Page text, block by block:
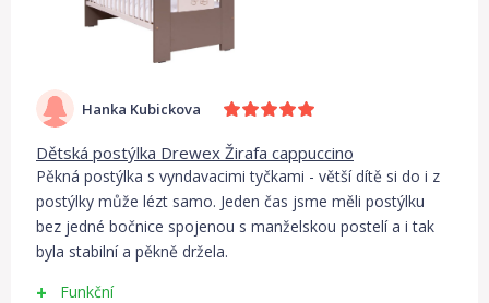
Hanka Kubickova
Dětská postýlka Drewex Žirafa cappuccino
Pěkná postýlka s vyndavacimi tyčkami - větší dítě si do i z
postýlky může lézt samo. Jeden čas jsme měli postýlku
bez jedné bočnice spojenou s manželskou postelí a i tak
byla stabilní a pěkně držela.
Funkční